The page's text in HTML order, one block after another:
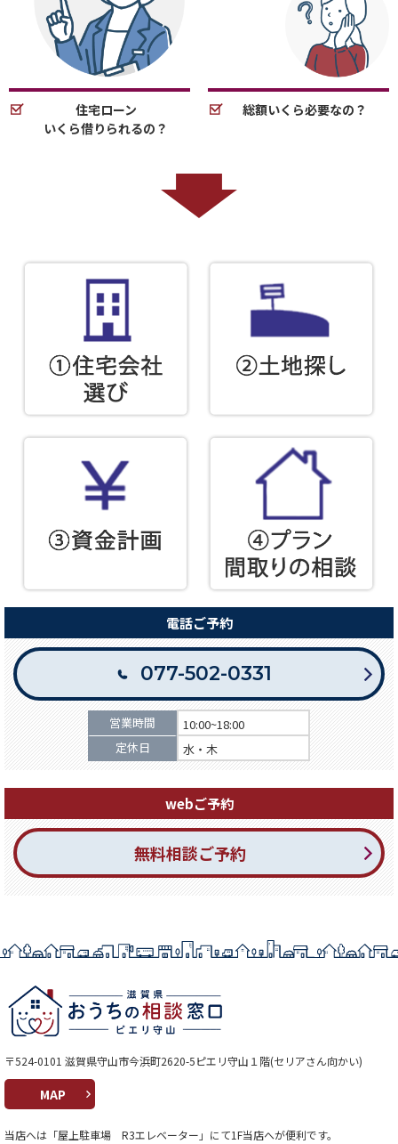
住宅ローン
いくら借りられるの？
総額いくら必要なの？
電話ご予約
077-502-0331
営業時間
10:00~18:00
定休日
水・木
webご予約
無料相談ご予約
〒524-0101 滋賀県守山市今浜町2620-5ピエリ守山１階(セリアさん向かい)
MAP
当店へは「屋上駐車場 R3エレベーター」にて1F当店へが便利です。